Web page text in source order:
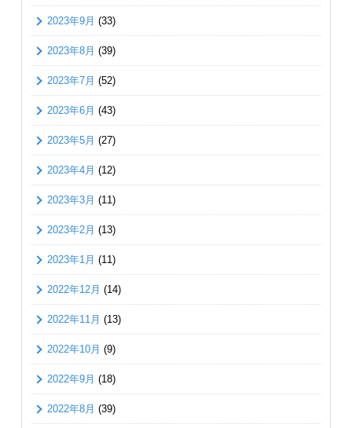
2023年9月 (33)
2023年8月 (39)
2023年7月 (52)
2023年6月 (43)
2023年5月 (27)
2023年4月 (12)
2023年3月 (11)
2023年2月 (13)
2023年1月 (11)
2022年12月 (14)
2022年11月 (13)
2022年10月 (9)
2022年9月 (18)
2022年8月 (39)